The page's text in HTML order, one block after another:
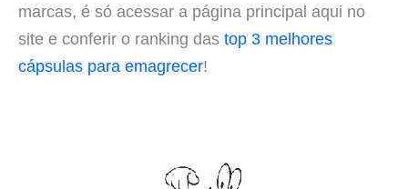
marcas, é só acessar a página principal aqui no
site e conferir o ranking das top 3 melhores
cápsulas para emagrecer!